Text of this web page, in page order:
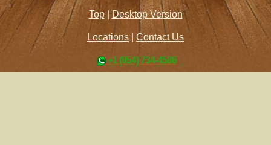
Top | Desktop Version
Locations Contact Us
+1 (954) 734-4586